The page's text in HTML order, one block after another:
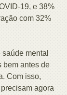
19, e 38%
com 32%
mental
bem antes de
Com isso,
agora